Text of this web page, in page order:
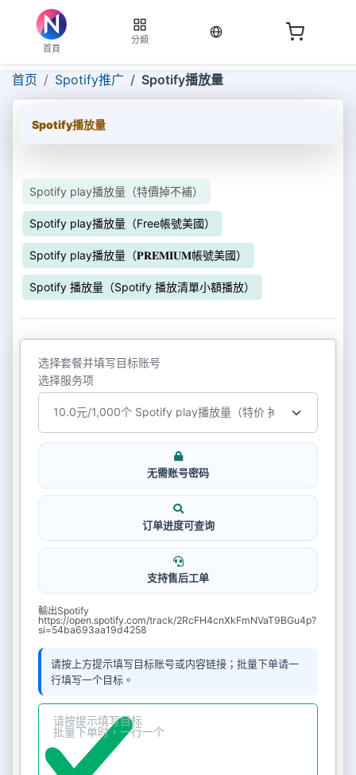
首頁
分類
当前语言：繁体
首页 Spotify推广 Spotify播放量
Spotify播放量
Spotify play播放量（特價掉不補）
Spotify play播放量（Free帳號美國）
Spotify play播放量（𝐏𝐑𝐄𝐌𝐈𝐔𝐌帳號美國）
Spotify 播放量（Spotify 播放清單小額播放）
选择套餐并填写目标账号
选择服务项
无需账号密码
订单进度可查询
支持售后工单
輸出Spotify
https://open.spotify.com/track/2RcFH4cnXkFmNVaT9BGu4p?
si=54ba693aa19d4258
请按上方提示填写目标账号或内容链接；批量下单请一
行填写一个目标。